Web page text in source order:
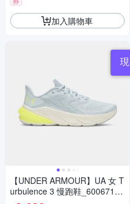
加入購物車
【UNDER ARMOUR】UA 女 T
urbulence 3 慢跑鞋_6006718-